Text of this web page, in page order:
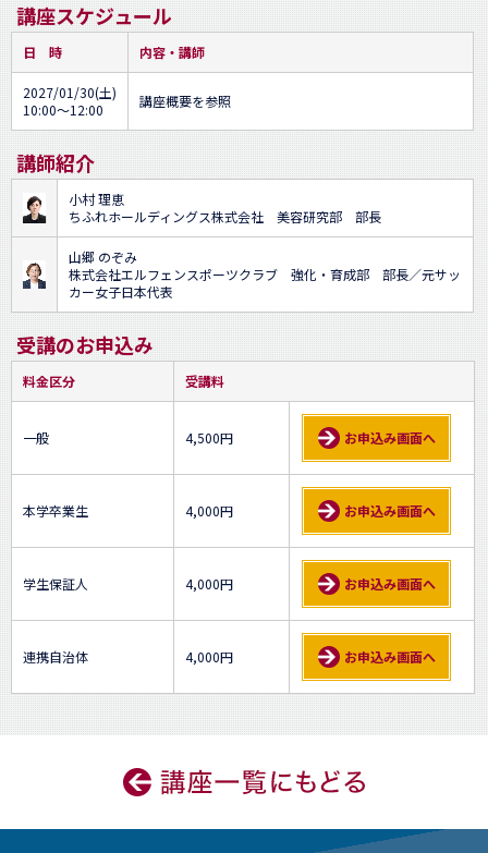
講座スケジュール
日 時 内容・講師
2027/01/30(土)
10:00～12:00
講座概要を参照
講師紹介
小村 理恵
ちふれホールディングス株式会社 美容研究部 部長
山郷 のぞみ
株式会社エルフェンスポーツクラブ 強化・育成部 部長／元サッ
カー女子日本代表
受講のお申込み
料金区分 受講料
一般 4,500円 お申込み画面へ
本学卒業生 4,000円 お申込み画面へ
学生保証人 4,000円 お申込み画面へ
連携自治体 4,000円 お申込み画面へ